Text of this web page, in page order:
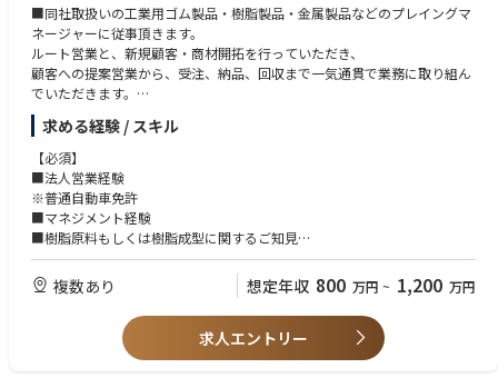
■同社取扱いの工業用ゴム製品・樹脂製品・金属製品などのプレイングマ
ネージャーに従事頂きます。
ルート営業と、新規顧客・商材開拓を行っていただき、
顧客への提案営業から、受注、納品、回収まで一気通貫で業務に取り組ん
でいただきます。
本部長兼執行役員の右腕として営業業務に従事いただきます。
日本全国の出張、ベトナムへの海外出張の可能性がございます。
《具体的には》
自動車用部品（樹脂、ゴム、スポンジ、金属などの加工品）、
品等、
モノづくり企業への提案がメインとなり、
製品に求められる機能をグループ会社の工場、現場へ落とし込んで頂きま
求める経験 / スキル
【必須】
■法人営業経験
※普通自動車免許
■マネジメント経験
■樹脂原料もしくは樹脂成型に関するご知見
【歓迎】
■ゴム製品の営業経験または製造経験
複数あり 想定年収 800 万円 ~ 1,200 万円
求人エントリー